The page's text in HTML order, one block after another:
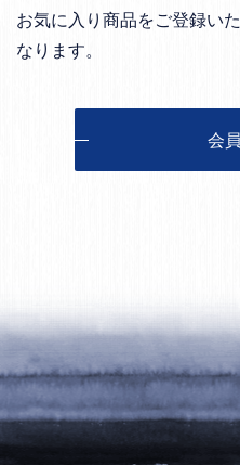
お気に入り商品をご登録い
なります。
会